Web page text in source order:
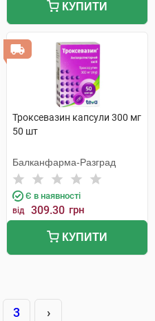
КУПИТИ
Троксевазин капсули 300 мг
50 шт
Балканфарма-Разград
Є в наявності
від 309.30 грн
КУПИТИ
3 ›